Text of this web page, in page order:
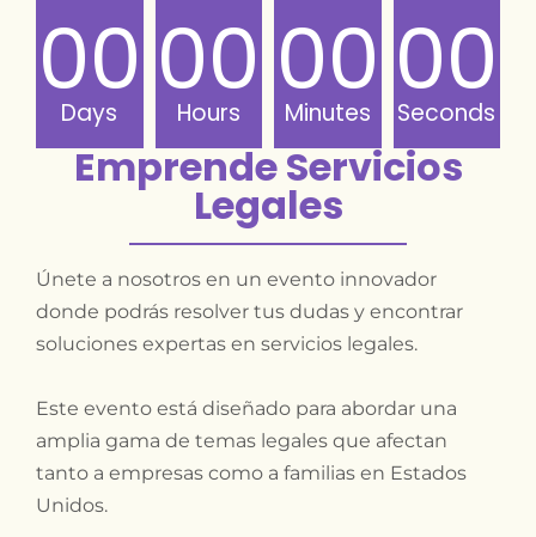
00
Days 00
Hours 00
Minutes 00
Seconds
Emprende Servicios
Legales
Únete a nosotros en un evento innovador
donde podrás resolver tus dudas y encontrar
soluciones expertas en servicios legales.
Este evento está diseñado para abordar una
amplia gama de temas legales que afectan
tanto a empresas como a familias en Estados
Unidos.